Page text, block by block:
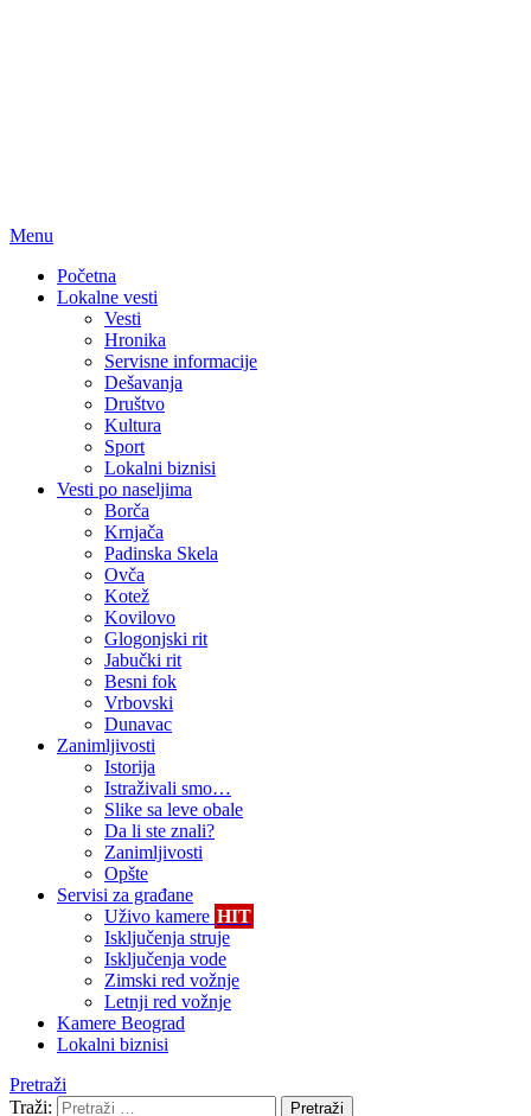
Menu
Početna
Lokalne vesti
Vesti
Hronika
Servisne informacije
Dešavanja
Društvo
Kultura
Sport
Lokalni biznisi
Vesti po naseljima
Borča
Krnjača
Padinska Skela
Ovča
Kotež
Kovilovo
Glogonjski rit
Jabučki rit
Besni fok
Vrbovski
Dunavac
Zanimljivosti
Istorija
Istraživali smo…
Slike sa leve obale
Da li ste znali?
Zanimljivosti
Opšte
Servisi za građane
Uživo kamere HIT
Isključenja struje
Isključenja vode
Zimski red vožnje
Letnji red vožnje
Kamere Beograd
Lokalni biznisi
Pretraži
Traži:
Pretraži